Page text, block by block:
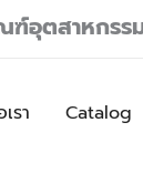
ฑ์อุตสาหกร
รา Catalog